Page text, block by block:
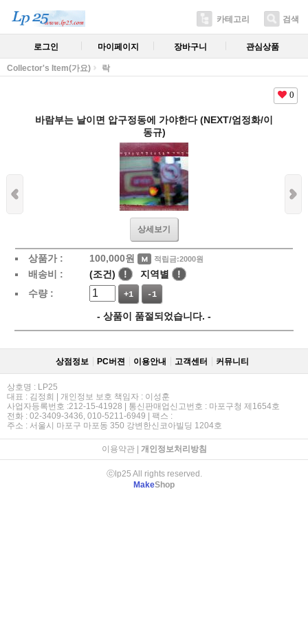
카테고리 검색
로그인 마이페이지 장바구니 관심상품
Collector's Item(가요) 락
0
바람부는 날이면 압구정동에 가야한다 (NEXT/엄정화/이
동규)
상세보기
상품가 : 100,000원 적립금:2000원
배송비 : (조건) ! 지역별
!
수량 :
+1 -1
- 상품이 품절되었습니다. -
상점정보 PC버젼 이용안내 고객센터 커뮤니티
상호명 : LP25
대표 : 김정희 | 개인정보 보호 책임자 : 이성훈
사업자등록번호 :212-15-41928 | 통신판매업신고번호 : 마포구청 제1654호
전화 : 02-3409-3436, 010-5211-6949 | 팩스 :
주소 : 서울시 마포구 마포동 350 강변한신코아빌딩 1204호
이용약관| 개인정보처리방침
ⓒlp25 All rights reserved.
MakeShop